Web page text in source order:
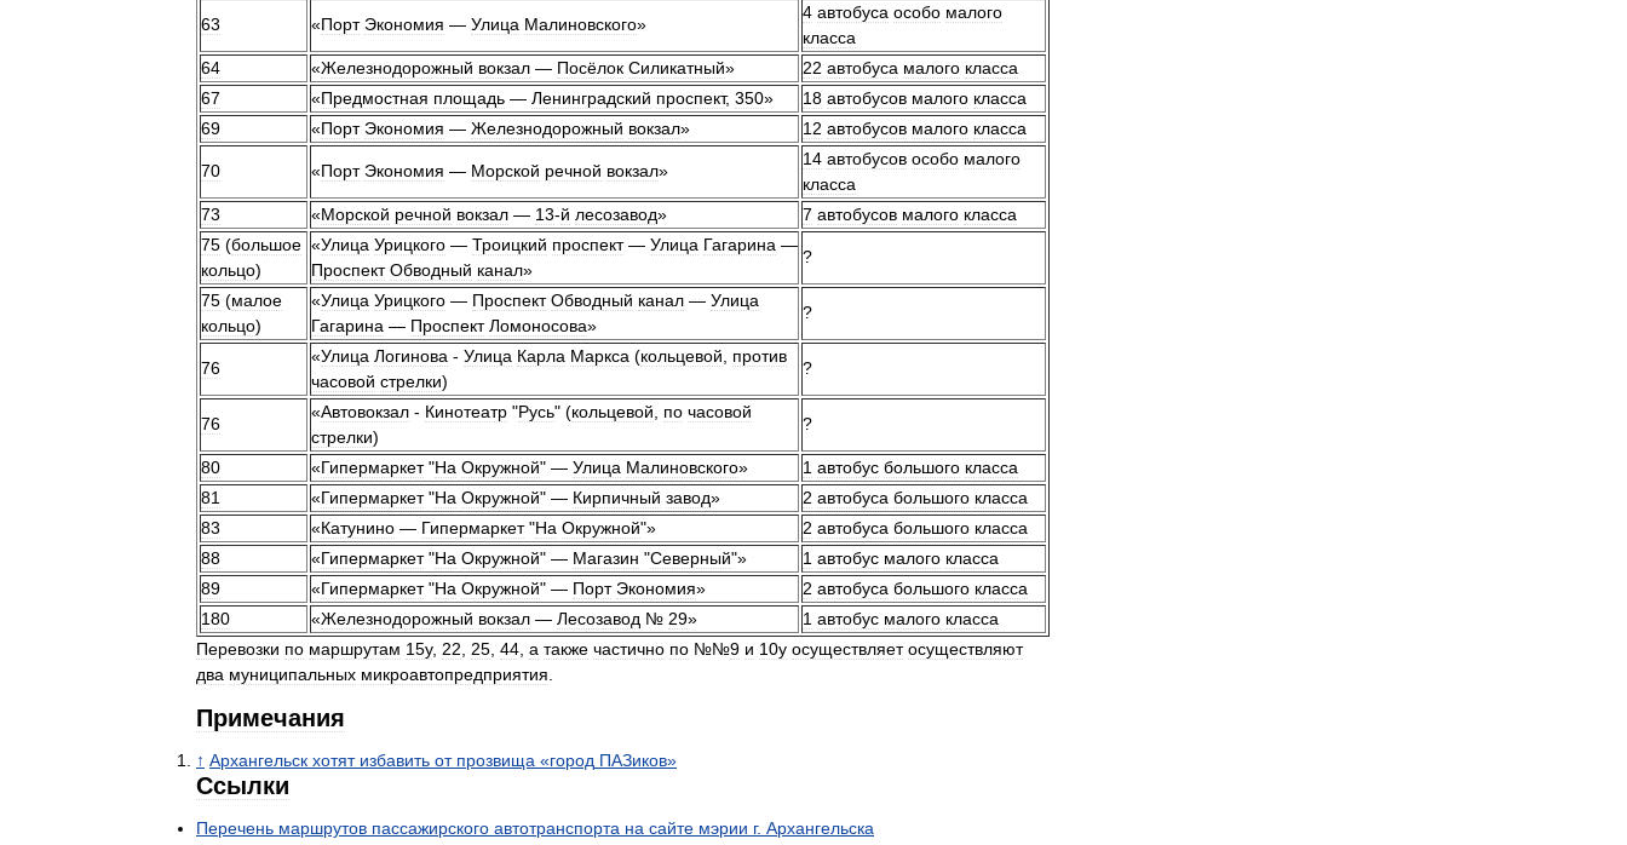
63 «Порт Экономия — Улица Малиновского»
4 автобуса особо малого
класса
64
«Железнодорожный вокзал — Посёлок Силикатный» 22 автобуса малого класса
67
«Предмостная площадь — Ленинградский проспект, 350» 18 автобусов малого класса
69
«Порт Экономия — Железнодорожный вокзал» 12 автобусов малого класса
70 «Порт Экономия — Морской речной вокзал»
14 автобусов особо малого
класса
73
«Морской речной вокзал — 13-й лесозавод» 7 автобусов малого класса
75 (большое
кольцо)
«Улица Урицкого — Троицкий проспект— Улица Гагарина —
Проспект Обводный канал»
?
75 (малое
кольцо)
«Улица Урицкого — Проспект Обводный канал — Улица
Гагарина — Проспект Ломоносова»
?
76
«Улица Логинова - Улица Карла Маркса (кольцевой
против
часовой стрелки)
?
76
«Автовокзал - Кинотеатр "Русь" (кольцевой по часовой
стрелки)
?
80 «Гипермаркет"На Окружной" — Улица Малиновского» 1 автобус большого класса
81
«Гипермаркет"На Окружной" — Кирпичный завод» 2 автобуса большого класса
83
«Катунино — Гипермаркет"На Окружной"» 2 автобуса большого класса
88
«Гипермаркет"На Окружной" — Магазин "Северный"» 1 автобус малого класса
89
«Гипермаркет"На Окружной" — Порт Экономия» 2 автобуса большого класса
180
«Железнодорожный вокзал — Лесозавод № 29» 1 автобус малого класса
Перевозки по маршрутам 15у, 22 25 44 а также частично по №№9 и 10у осуществляет осуществляют
два муниципальных микроавтопредприятия
Примечания
↑ Архангельск хотят избавить от прозвища «город ПАЗиков»
Ссылки
Перечень маршрутов пассажирского автотранспорта на сайте мэрии г. Архангельска